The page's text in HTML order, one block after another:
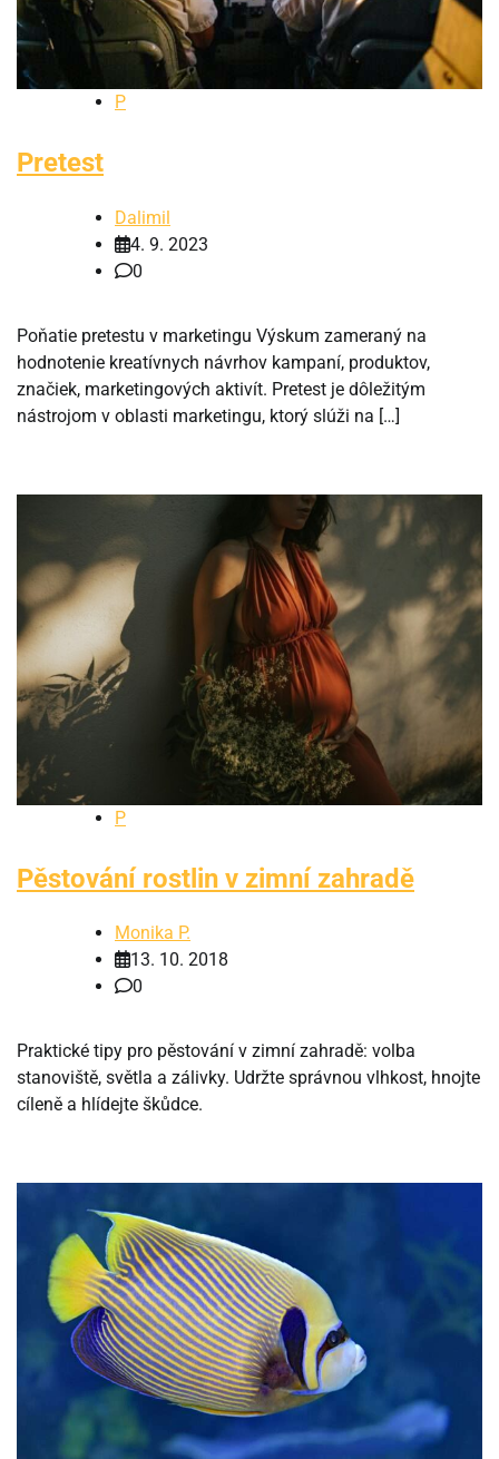
P
Pretest
Dalimil
4. 9. 2023
0
Poňatie pretestu v marketingu Výskum zameraný na
hodnotenie kreatívnych návrhov kampaní, produktov,
značiek, marketingových aktivít. Pretest je dôležitým
nástrojom v oblasti marketingu, ktorý slúži na […]
P
Pěstování rostlin v zimní zahradě
Monika P.
13. 10. 2018
0
Praktické tipy pro pěstování v zimní zahradě: volba
stanoviště, světla a zálivky. Udržte správnou vlhkost, hnojte
cíleně a hlídejte škůdce.